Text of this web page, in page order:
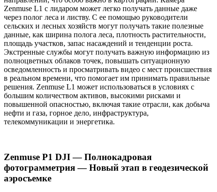
Zenmuse L1 с лидаром может легко получать данные даже
через полог леса и листву. С ее помощью руководители
сельских и лесных хозяйств могут получать такие полезные
данные, как ширина полога леса, плотность растительности,
площадь участков, запас насаждений и тенденции роста.
Экстренные службы могут получать важную информацию из
полноцветных облаков точек, повышать ситуационную
осведомленность и просматривать видео с мест происшествия
в реальном времени, что помогает им принимать правильные
решения. Zenmuse L1 может использоваться в условиях с
большим количеством активов, высокими рисками и
повышенной опасностью, включая такие отрасли, как добыча
нефти и газа, горное дело, инфраструктура,
телекоммуникации и энергетика.
Zenmuse P1 DJI — Полнокадровая
фотограмметрия — Новый этап в геодезической
аэросъемке